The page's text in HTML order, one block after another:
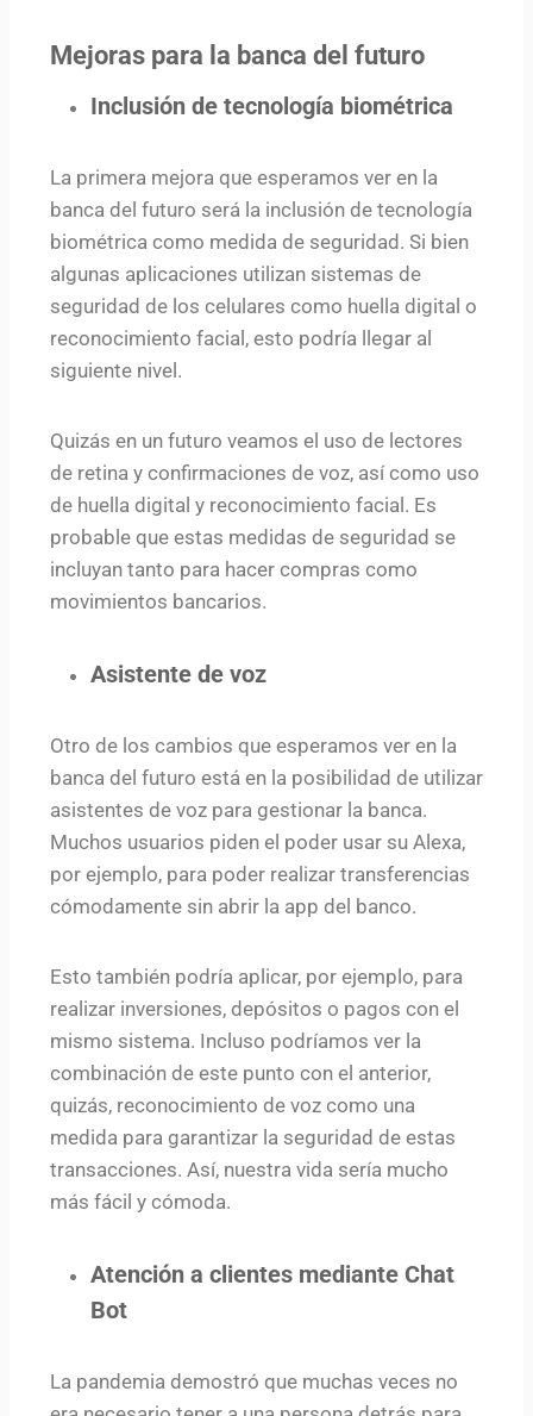
Mejoras para la banca del futuro
Inclusión de tecnología biométrica
La primera mejora que esperamos ver en la
banca del futuro será la inclusión de tecnología
biométrica como medida de seguridad. Si bien
algunas aplicaciones utilizan sistemas de
seguridad de los celulares como huella digital o
reconocimiento facial, esto podría llegar al
siguiente nivel.
Quizás en un futuro veamos el uso de lectores
de retina y confirmaciones de voz, así como uso
de huella digital y reconocimiento facial. Es
probable que estas medidas de seguridad se
incluyan tanto para hacer compras como
movimientos bancarios.
Asistente de voz
Otro de los cambios que esperamos ver en la
banca del futuro está en la posibilidad de utilizar
asistentes de voz para gestionar la banca.
Muchos usuarios piden el poder usar su Alexa,
por ejemplo, para poder realizar transferencias
cómodamente sin abrir la app del banco.
Esto también podría aplicar, por ejemplo, para
realizar inversiones, depósitos o pagos con el
mismo sistema. Incluso podríamos ver la
combinación de este punto con el anterior,
quizás, reconocimiento de voz como una
medida para garantizar la seguridad de estas
transacciones. Así, nuestra vida sería mucho
más fácil y cómoda.
Atención a clientes mediante Chat
Bot
La pandemia demostró que muchas veces no